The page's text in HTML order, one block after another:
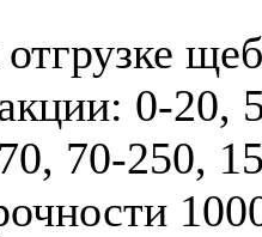
0-20,
70-250,